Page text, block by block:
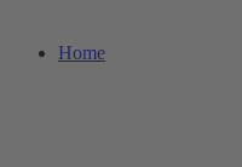
Home